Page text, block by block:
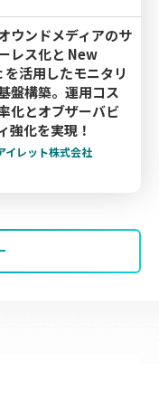
ウンドメディアのサ
レス化と New
を活用したモニタリ
盤構築。運用コス
化とオブザーバビ
強化を実現！
イレット株式会社